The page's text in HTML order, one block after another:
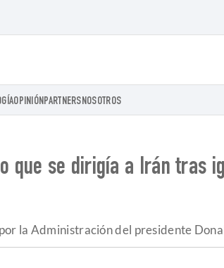
OPINIÓNPARTNERSNOSOTROS
que se dirigía a Irán tras
la Administración del presidente